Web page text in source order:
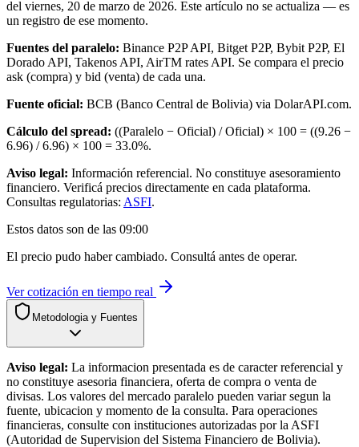
del viernes, 20 de marzo de 2026. Este artículo no se actualiza — es
un registro de ese momento.
Fuentes del paralelo: Binance P2P API, Bitget P2P, Bybit P2P, El
Dorado API, Takenos API, AirTM rates API. Se compara el precio
ask (compra) y bid (venta) de cada una.
Fuente oficial: BCB (Banco Central de Bolivia) via DolarAPI.com.
Cálculo del spread: ((Paralelo − Oficial) / Oficial) × 100 = ((9.26 −
6.96) /6.96) × 100 = 33.0%.
Aviso legal: Información referencial. No constituye asesoramiento
financiero. Verificá precios directamente en cada plataforma.
Consultas regulatorias: ASFI.
Estos datos son de las 09:00
El precio pudo haber cambiado. Consultá antes de operar.
Ver cotización en tiempo real
Metodologia y Fuentes
Aviso legal: La informacion presentada es de caracter referencial y
no constituye asesoria financiera, oferta de compra o venta de
divisas. Los valores del mercado paralelo pueden variar segun la
fuente, ubicacion y momento de la consulta. Para operaciones
financieras, consulte con instituciones autorizadas por la ASFI
(Autoridad de Supervision del Sistema Financiero de Bolivia).